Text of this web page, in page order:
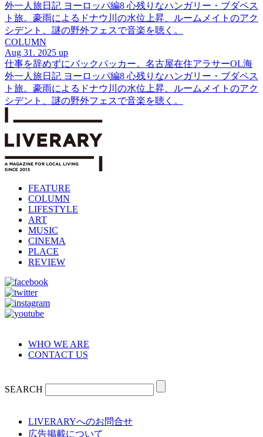
外一人旅日記 ヨーロッパ編8 心残りなハンガリー・ブダペス
ト旅。豪雨によるドナウ川の水位上昇、ルームメイトのアク
シデント、謎の野外フェスで音楽を聴く。
COLUMN
Aug 31. 2025 up
仕事を辞めずにバックパッカー。名古屋在住アラサーOL海
外一人旅日記 ヨーロッパ編8 心残りなハンガリー・ブダペス
ト旅。豪雨によるドナウ川の水位上昇、ルームメイトのアク
シデント、謎の野外フェスで音楽を聴く。
FEATURE
COLUMN
LIFESTYLE
ART
MUSIC
CINEMA
PLACE
REVIEW
WHO WE ARE
CONTACT US
SEARCH
LIVERARYへのお問合せ
広告掲載について